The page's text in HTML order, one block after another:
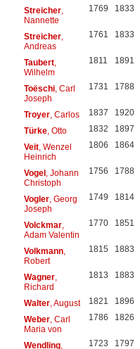
Streicher,
Nannette
1769 1833
Streicher,
Andreas
1761 1833
Taubert,
Wilhelm
1811 1891
Toëschi, Carl
Joseph
1731 1788
Troyer, Carlos 1837 1920
Türke, Otto 1832 1897
Veit, Wenzel
Heinrich
1806 1864
Vogel, Johann
Christoph
1756 1788
Vogler, Georg
Joseph
1749 1814
Volckmar,
Adam Valentin
1770 1851
Volkmann,
Robert
1815 1883
Wagner,
Richard
1813 1883
Walter, August 1821 1896
Weber, Carl
Maria von
1786 1826
Wendling, 1723 1797